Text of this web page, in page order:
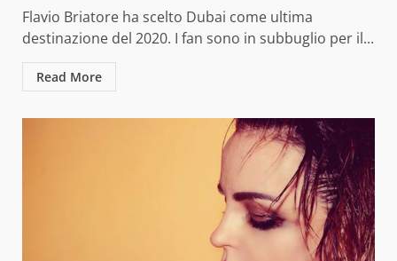
Flavio Briatore ha scelto Dubai come ultima
destinazione del 2020. I fan sono in subbuglio per il...
Read More